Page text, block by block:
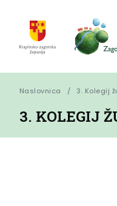
Naslovnica 3. Kolegij
3. KOLEGIJ